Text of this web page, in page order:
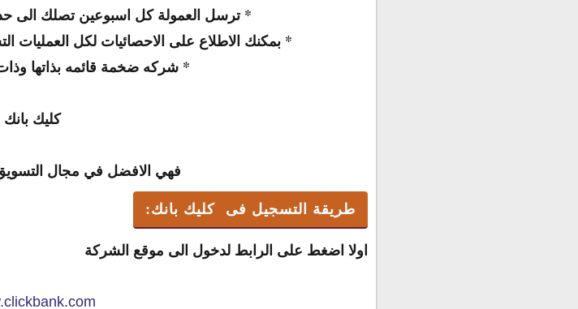
*ترسل العمولة كل اسبوعين تصلك الى
* بمكنك الاطلاع على الاحصائيات لكل العمليات
* شركه ضخمة قائمه بذاتها
كليك بانك
فهي الافضل في مجال التسويق
طريقة التسجيل فى كليك بانك:
اولا اضغط على الرابط لدخول الى موقع الشركة